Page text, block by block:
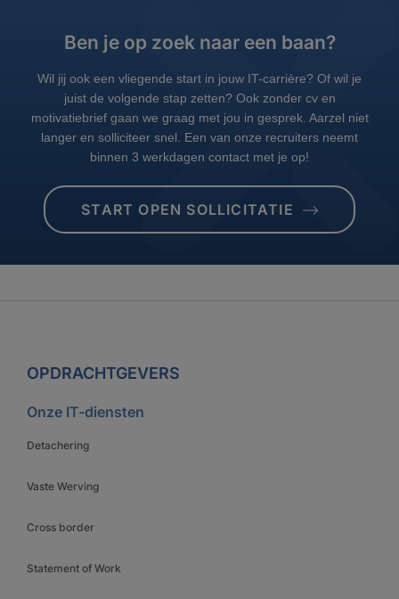
Ben je op zoek naar een baan?
Wil jij ook een vliegende start in jouw IT-carrière? Of wil je
juist de volgende stap zetten? Ook zonder cv en
motivatiebrief gaan we graag met jou in gesprek. Aarzel niet
langer en solliciteer snel. Een van onze recruiters neemt
binnen 3 werkdagen contact met je op!
START OPEN SOLLICITATIE
OPDRACHTGEVERS
Onze IT-diensten
Detachering
Vaste Werving
Cross border
Statement of Work